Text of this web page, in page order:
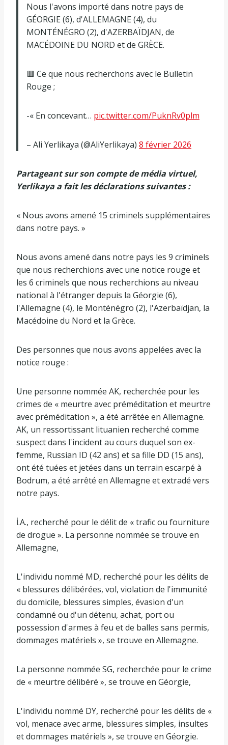
Nous l'avons importé dans notre pays de
GÉORGIE (6), d'ALLEMAGNE (4), du
MONTÉNÉGRO (2), d'AZERBAÏDJAN, de
MACÉDOINE DU NORD et de GRÈCE.
🟥 Ce que nous recherchons avec le Bulletin
Rouge ;
-« En concevant… pic.twitter.com/PuknRv0plm
– Ali Yerlikaya (@AliYerlikaya) 8 février 2026
Partageant sur son compte de média virtuel,
Yerlikaya a fait les déclarations suivantes :
« Nous avons amené 15 criminels supplémentaires
dans notre pays. »
Nous avons amené dans notre pays les 9 criminels
que nous recherchions avec une notice rouge et
les 6 criminels que nous recherchions au niveau
national à l'étranger depuis la Géorgie (6),
l'Allemagne (4), le Monténégro (2), l'Azerbaïdjan, la
Macédoine du Nord et la Grèce.
Des personnes que nous avons appelées avec la
notice rouge :
Une personne nommée AK, recherchée pour les
crimes de « meurtre avec préméditation et meurtre
avec préméditation », a été arrêtée en Allemagne.
AK, un ressortissant lituanien recherché comme
suspect dans l'incident au cours duquel son ex-
femme, Russian ID (42 ans) et sa fille DD (15 ans),
ont été tuées et jetées dans un terrain escarpé à
Bodrum, a été arrêté en Allemagne et extradé vers
notre pays.
İ.A., recherché pour le délit de « trafic ou fourniture
de drogue ». La personne nommée se trouve en
Allemagne,
L'individu nommé MD, recherché pour les délits de
« blessures délibérées, vol, violation de l'immunité
du domicile, blessures simples, évasion d'un
condamné ou d'un détenu, achat, port ou
possession d'armes à feu et de balles sans permis,
dommages matériels », se trouve en Allemagne.
La personne nommée SG, recherchée pour le crime
de « meurtre délibéré », se trouve en Géorgie,
L'individu nommé DY, recherché pour les délits de «
vol, menace avec arme, blessures simples, insultes
et dommages matériels », se trouve en Géorgie.